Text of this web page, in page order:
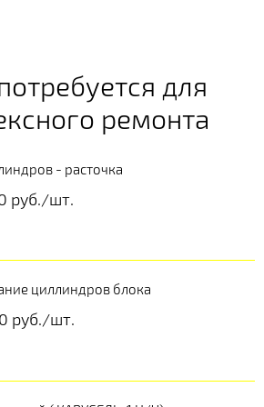
для
ремонта
- расточка
руб./шт.
циллиндров блока
руб./шт.